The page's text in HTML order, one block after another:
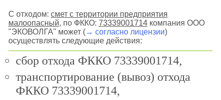
С отходом: смет с территории предприятия
малоопасный, по ФККО: 73339001714компания ООО
"ЭКОВОЛГА" может (→ согласно лицензии)
осуществлять следующие действия:
сбор отхода ФККО 73339001714,
транспортирование (вывоз) отхода
ФККО 73339001714,